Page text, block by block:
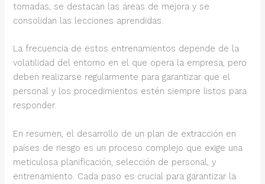
tomadas, se destacan las áreas de mejora y se
consolidan las lecciones aprendidas.
La frecuencia de estos entrenamientos depende de la
volatilidad del entorno en el que opera la empresa, pero
deben realizarse regularmente para garantizar que el
personal y los procedimientos estén siempre listos para
responder.
En resumen, el desarrollo de un plan de extracción en
países de riesgo es un proceso complejo que exige una
meticulosa planificación, selección de personal, y
entrenamiento. Cada paso es crucial para garantizar la